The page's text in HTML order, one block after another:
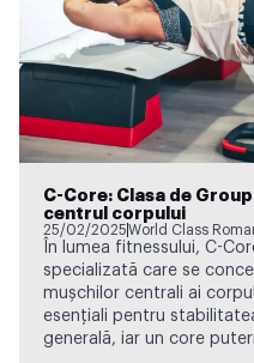
C-Core: Clasa de
centrul corpului
25/02/2025World Class
În lumea fitnessului, C-
specializată care se
mușchilor centrali ai
esențiali pentru
generală, iar un core